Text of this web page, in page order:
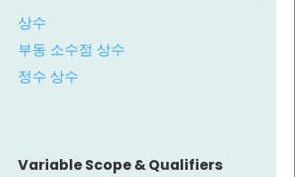
상수
부동 소수점 상수
정수 상수
Variable Scope & Qualifiers